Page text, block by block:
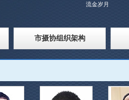
流金岁月
市摄协组织架构